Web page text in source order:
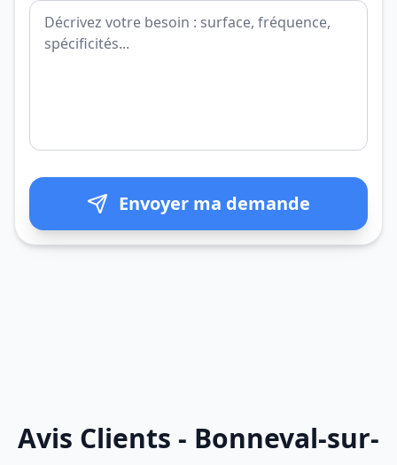
Envoyer ma demande
Avis Clients - Bonneval-sur-